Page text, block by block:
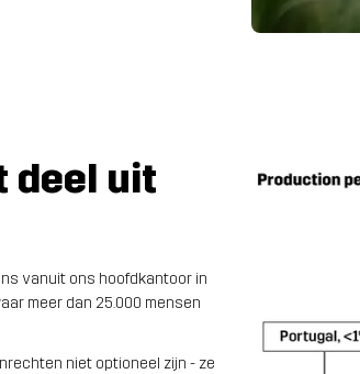
deel uit
vanuit ons hoofdkantoor in
meer dan 25.000 mensen
niet optioneel zijn - ze